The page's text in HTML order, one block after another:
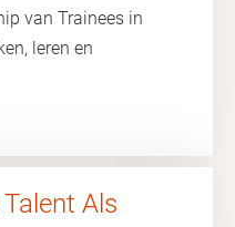
van Trainees in
leren en
Als